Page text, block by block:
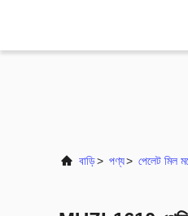
বাড়ি> পণ্য> পেলেট মিল